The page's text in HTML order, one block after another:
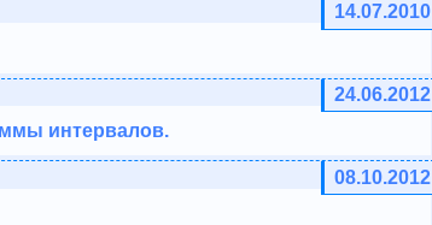
14.07.2010
24.06.2012
интервалов.
08.10.2012